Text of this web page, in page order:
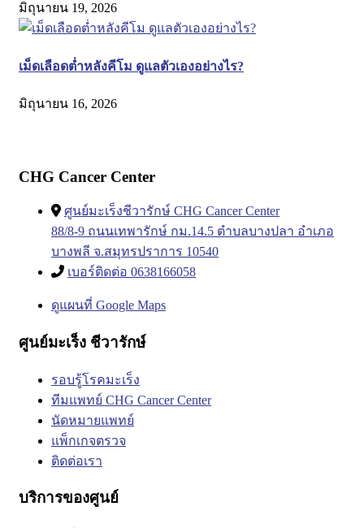
มิถุนายน 19, 2026
เม็ดเลือดต่ำหลังคีโม ดูแลตัวเองอย่างไร?
มิถุนายน 16, 2026
CHG Cancer Center
ศูนย์มะเร็งชีวารักษ์ CHG Cancer Center
88/8-9 ถนนเทพารักษ์ กม.14.5 ตำบลบางปลา อำเภอ
บางพลี จ.สมุทรปราการ 10540
เบอร์ติดต่อ 0638166058
ดูแผนที่ Google Maps
ศูนย์มะเร็ง ชีวารักษ์
รอบรู้โรคมะเร็ง
ทีมแพทย์ CHG Cancer Center
นัดหมายแพทย์
แพ็กเกจตรวจ
ติดต่อเรา
บริการของศูนย์